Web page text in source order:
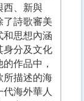
西、新與
了詩歌審美
和思想內涵
身分及文化
作品中，
所描述的海
海外華人